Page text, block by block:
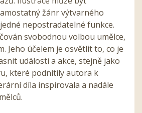
žánr výtvarného
nepostradatelné funkce.
svobodnou volbou umělce,
Jeho účelem je osvětlit to, co je
události a akce, stejně jako
které podnítily autora k
díla inspirovala a nadále